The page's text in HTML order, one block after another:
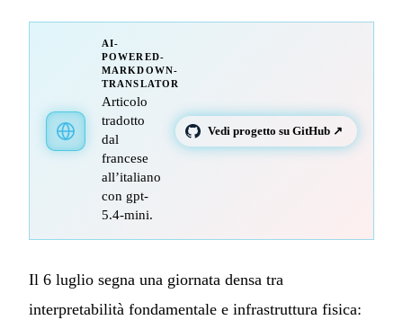
AI-
POWERED-
MARKDOWN-
TRANSLATOR
Articolo
tradotto
dal
francese
all’italiano
con gpt-
5.4-mini.
Vedi progetto su GitHub ↗
Il 6 luglio segna una giornata densa tra
interpretabilità fondamentale e infrastruttura fisica: